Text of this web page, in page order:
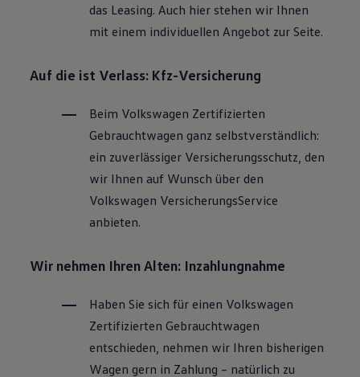
das Leasing. Auch hier stehen wir Ihnen
mit einem individuellen Angebot zur Seite.
Auf die ist Verlass: Kfz-Versicherung
Beim Volkswagen Zertifizierten
Gebrauchtwagen ganz selbstverständlich:
ein zuverlässiger Versicherungsschutz, den
wir Ihnen auf Wunsch über den
Volkswagen VersicherungsService
anbieten.
Wir nehmen Ihren Alten: Inzahlungnahme
Haben Sie sich für einen Volkswagen
Zertifizierten Gebrauchtwagen
entschieden, nehmen wir Ihren bisherigen
Wagen gern in Zahlung – natürlich zu